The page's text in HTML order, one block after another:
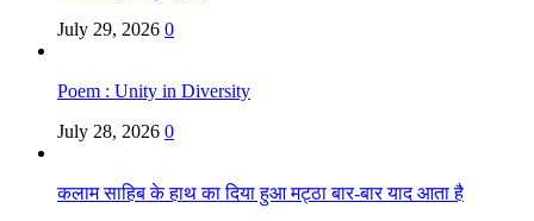
July 29, 2026 0
Poem : Unity in Diversity
July 28, 2026 0
कलाम साहिब के हाथ का दिया हुआ मट्ठा बार-बार याद आता है